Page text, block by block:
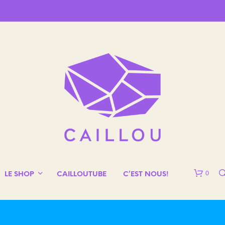
LE SHOP CAILLOUTUBE C’EST NOUS! 0